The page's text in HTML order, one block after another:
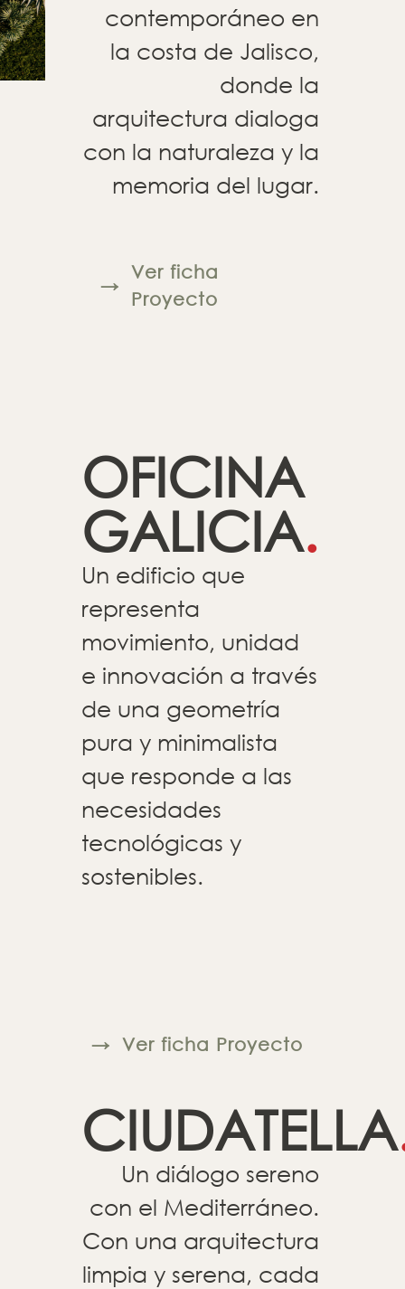
contemporáneo en
la costa de Jalisco,
donde la
arquitectura dialoga
con la naturaleza y la
memoria del lugar.
→
Ver ficha
Proyecto
OFICINA
GALICIA.
Un edificio que
representa
movimiento, unidad
e innovación a través
de una geometría
pura y minimalista
que responde a las
necesidades
tecnológicas y
sostenibles.
→ Ver ficha Proyecto
CIUDATELLA
Un diálogo sereno
con el Mediterráneo.
Con una arquitectura
limpia y serena, cada